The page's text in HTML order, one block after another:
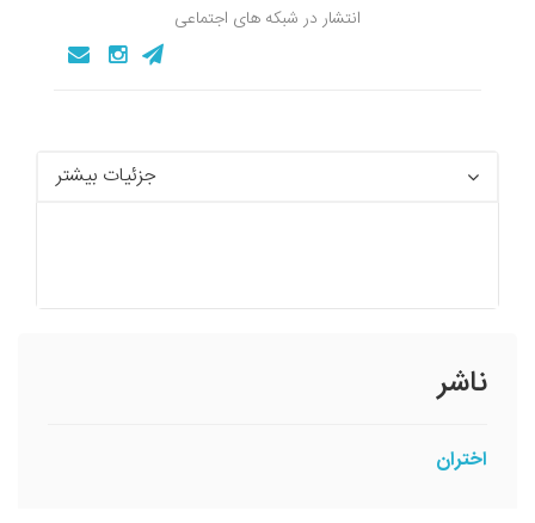
انتشار در شبکه های اجتماعی
جزئیات بیشتر
ناشر
اختران